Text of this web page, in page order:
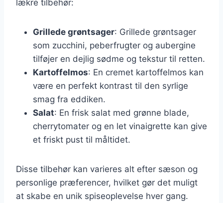
lækre tilbehør:
Grillede grøntsager: Grillede grøntsager
som zucchini, peberfrugter og aubergine
tilføjer en dejlig sødme og tekstur til retten.
Kartoffelmos: En cremet kartoffelmos kan
være en perfekt kontrast til den syrlige
smag fra eddiken.
Salat: En frisk salat med grønne blade,
cherrytomater og en let vinaigrette kan give
et friskt pust til måltidet.
Disse tilbehør kan varieres alt efter sæson og
personlige præferencer, hvilket gør det muligt
at skabe en unik spiseoplevelse hver gang.